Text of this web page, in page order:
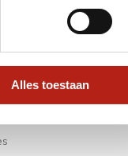
Alles toestaan
nieuwste